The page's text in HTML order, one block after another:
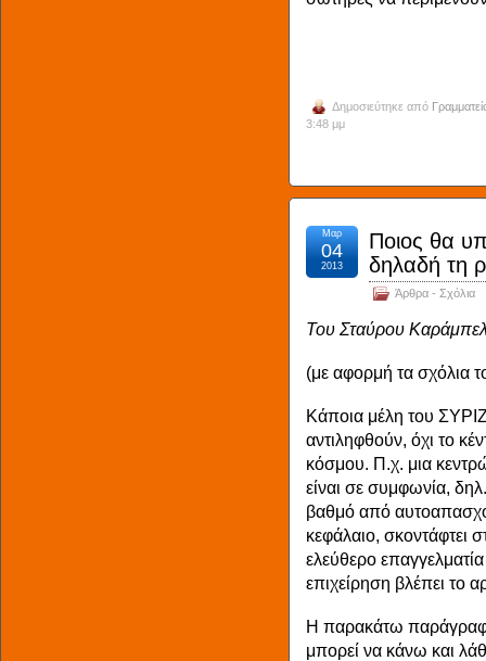
Δημοσιεύτηκε από
3:48 μμ
Ποιος θα
δηλαδή τη
Άρθρα - Σχόλια
Μαρ
04
2013
Του Σταύρου
(με αφορμή τα σχόλια
Kάποια μέλη του
αντιληφθούν, όχι το
κόσμου. Π.χ. μια
είναι σε συμφωνία,
βαθμό από
κεφάλαιο, σκοντάφτει
ελεύθερο
επιχείρηση βλέπει το
Η παρακάτω
μπορεί να κάνω και